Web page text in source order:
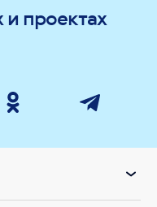
и проектах